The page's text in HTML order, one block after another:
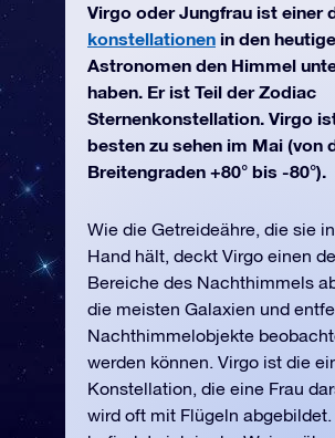
Virgo oder Jungfrau ist einer
konstellationen in den heutige
Astronomen den Himmel
haben. Er ist Teil der Zodiac
Sternenkonstellation. Virgo
besten zu sehen im Mai (von
Breitengraden +80° bis -80°).
Wie die Getreideähre, die sie
Hand hält, deckt Virgo einen
Bereiche des Nachthimmels
die meisten Galaxien und
Nachthimmelobjekte
werden können. Virgo ist die
Konstellation, die eine Frau
wird oft mit Flügeln abgebildet.